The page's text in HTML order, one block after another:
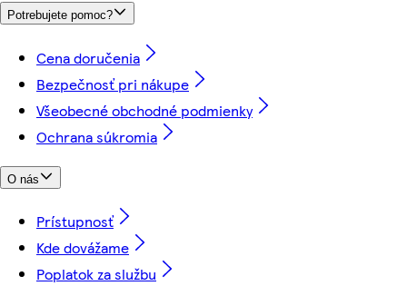
Potrebujete pomoc?
Cena doručenia
Bezpečnosť pri nákupe
Všeobecné obchodné podmienky
Ochrana súkromia
O nás
Prístupnosť
Kde dovážame
Poplatok za službu